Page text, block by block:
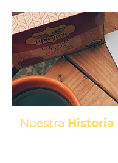
Nuestra Historia